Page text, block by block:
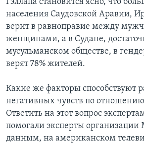
населения Саудовской Аравии,
верит в равноправие между
женщинами, а в Судане,
мусульманском обществе, в
верят 78% жителей.
Какие же факторы способствуют
негативных чувств по
Ответить на этот вопрос
помогали эксперты организации
данным, на американском